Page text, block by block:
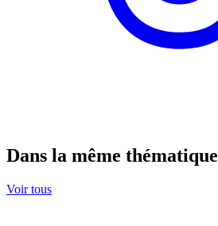
Dans la même thématique
Voir tous